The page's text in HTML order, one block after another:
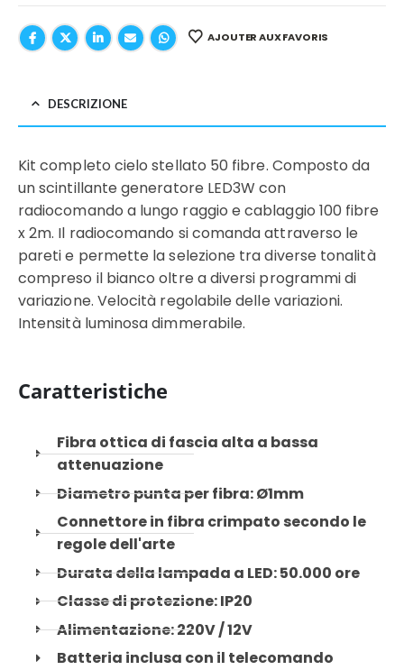
AJOUTER AUX FAVORIS
DESCRIZIONE
Kit completo cielo stellato 50 fibre. Composto da
un scintillante generatore LED3W con
radiocomando a lungo raggio e cablaggio 100 fibre
x 2m. Il radiocomando si comanda attraverso le
pareti e permette la selezione tra diverse tonalità
compreso il bianco oltre a diversi programmi di
variazione. Velocità regolabile delle variazioni.
Intensità luminosa dimmerabile.
Caratteristiche
Fibra ottica di fascia alta a bassa
attenuazione
Diametro punta per fibra: Ø1mm
Connettore in fibra crimpato secondo le
regole dell'arte
Durata della lampada a LED: 50.000 ore
Classe di protezione: IP20
Alimentazione: 220V / 12V
Batteria inclusa con il telecomando